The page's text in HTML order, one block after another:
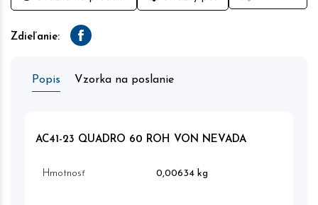
Zdieľanie: Facebook
Popis Vzorka na poslanie
AC41-23 QUADRO 60 ROH VON NEVADA
Hmotnosť 0,00634 kg